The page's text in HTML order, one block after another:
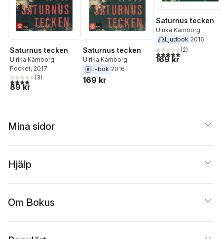
Saturnus tecken
Ulrika Kärnborg
Pocket, 2017
4,0utav 5 stjärnor. Totalt antal röster:
(3)
89 kr
Saturnus tecken
Ulrika Kärnborg
E-bok 2016
169 kr
Saturnus tecken
Ulrika Kärnborg
Ljudbok 2016
5,0utav 5 stjärnor.
(2)
169 kr
Mina sidor
Hjälp
Om Bokus